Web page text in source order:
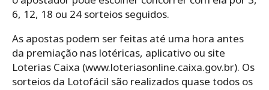
‌6,‌ ‌12,‌ ‌18‌ ‌ou‌ ‌24‌ ‌sorteios seguidos.‌ ‌
As apostas podem ser feitas até uma hora antes
da premiação nas lotéricas, aplicativo ou site
Loterias Caixa (www.loteriasonline.caixa.gov.br). Os‌
‌sorteios‌ ‌da‌ ‌Lotofácil‌ ‌são‌ ‌realizados‌ ‌quase‌ ‌todos‌ ‌os‌